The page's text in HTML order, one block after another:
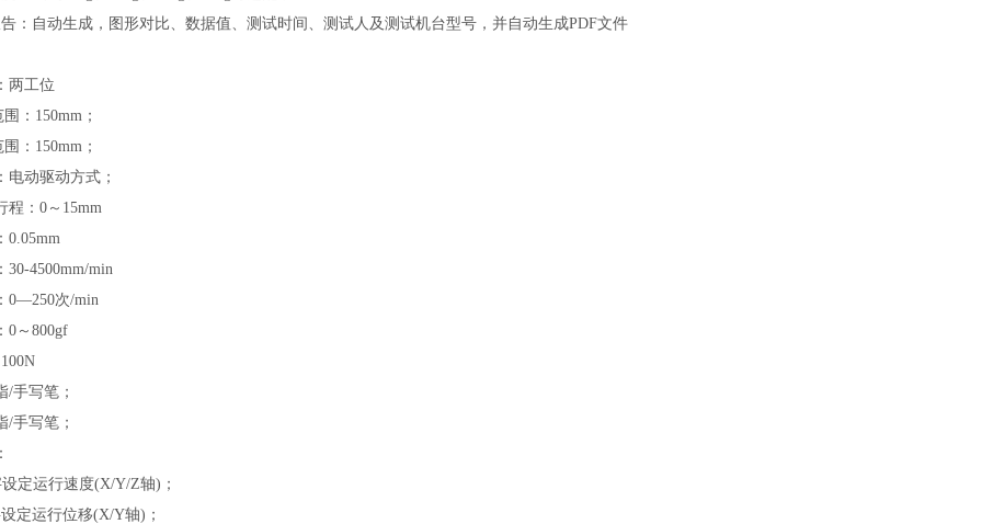
：自动生成，图形对比、数据值、测试时间、测试人及测试机台型号，并自动生成PDF文件
两工位
：150mm；
：150mm；
电动驱动方式；
程：0～15mm
0.05mm
30-4500mm/min
0—250次/min
0～800gf
/手写笔；
/手写笔；
定运行速度(X/Y/Z轴)；
定运行位移(X/Y轴)；